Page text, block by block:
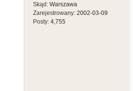
Skąd: Warszawa
Zarejestrowany: 2002-03-09
Posty: 4,755